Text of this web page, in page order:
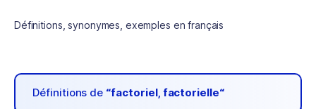
Définitions, synonymes, exemples en français
Définitions de “factoriel, factorielle“